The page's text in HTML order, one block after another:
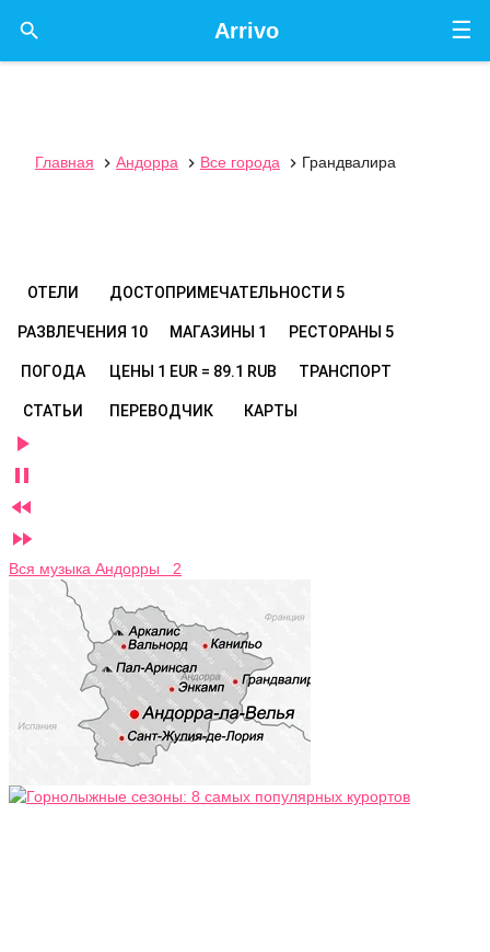
☰
Arrivo

Главная  Андорра  Все города  Грандвалира
ОТЕЛИ ДОСТОПРИМЕЧАТЕЛЬНОСТИ 5
РАЗВЛЕЧЕНИЯ 10 МАГАЗИНЫ 1 РЕСТОРАНЫ 5
ПОГОДА ЦЕНЫ 1 EUR = 89.1 RUB ТРАНСПОРТ
СТАТЬИ ПЕРЕВОДЧИК КАРТЫ




Вся музыка Андорры 2